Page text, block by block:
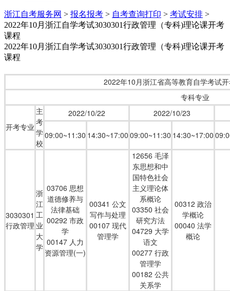
浙江自考服务网 > 报名报考 > 自考查询打印 > 考试安排 >
2022年10月浙江自学考试3030301行政管理（专科)理论课开考
课程
2022年10月浙江自学考试3030301行政管理（专科)理论课开考
课程
2022年10月浙江省高等教育自学考试
专科专业
开考专业
主
考
学
校
2022/10/22 2022/10/23
09:00~11:30 14:30~17:00 09:00~11:30 14:30~17:00
3030301
行政管理
浙
江
工
业
大
学
03706 思想
道德修养与
法律基础
00292 市政
学
00147 人力
资源管理(一)
00341 公文
写作与处理
00107 现代
管理学
12656 毛泽
东思想和中
国特色社会
主义理论体
系概论
03350 社会
研究方法
04729 大学
语文
00277 行政
管理学
00182 公共
关系学
00312 政治
学概论
00040 法学
概论